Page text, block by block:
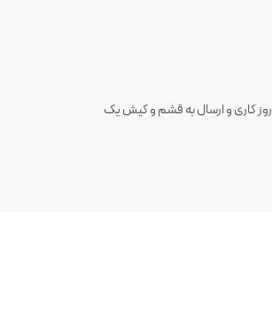
ارسال سفارش های تهران 1 الی 3 روز کاری و شهرستان ٢ الي ٤ روز کاری و ارسال به قشم و کیش یک